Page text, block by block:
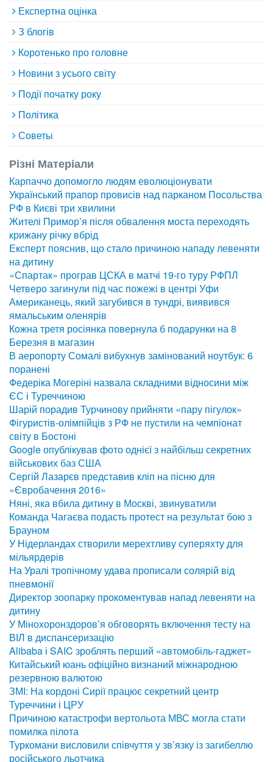
Експертна оцінка
З блогів
Коротенько про головне
Новини з усього світу
Події початку року
Політика
Советы
Різні Матеріали
Карпаччо допомогло людям еволюціонувати
Український прапор провисів над парканом Посольства
РФ в Києві три хвилини
Жителі Примор’я після обвалення моста переходять
крижану річку вбрід
Експерт пояснив, що стало причиною нападу левеняти
на дитину
«Спартак» програв ЦСКА в матчі 19-го туру РФПЛ
Четверо загинули під час пожежі в центрі Уфи
Американець, який загубився в тундрі, виявився
ямальським оленярів
Кожна третя росіянка повернула б подарунки на 8
Березня в магазин
В аеропорту Сомалі вибухнув замінований ноутбук: 6
поранені
Федеріка Могеріні назвала складними відносини між
ЄС і Туреччиною
Шарій порадив Турчинову прийняти «пару пігулок»
Фігуристів-олімпійців з РФ не пустили на чемпіонат
світу в Бостоні
Google опублікував фото однієї з найбільш секретних
військових баз США
Сергій Лазарєв представив кліп на пісню для
«Євробачення 2016»
Няні, яка вбила дитину в Москві, звинуватили
Команда Чагаєва подасть протест на результат бою з
Брауном
У Нідерландах створили мерехтливу суперяхту для
мільярдерів
На Уралі тропічному удава прописали солярій від
пневмонії
Директор зоопарку прокоментував напад левеняти на
дитину
У Мінохоронздоров’я обговорять включення тесту на
ВІЛ в диспансеризацію
Alibaba і SAIC зроблять перший «автомобіль-гаджет»
Китайський юань офіційно визнаний міжнародною
резервною валютою
ЗМІ: На кордоні Сирії працює секретний центр
Туреччини і ЦРУ
Причиною катастрофи вертольота МВС могла стати
помилка пілота
Туркомани висловили співчуття у зв’язку із загибеллю
російського льотчика